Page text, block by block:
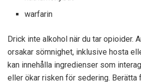
warfarin
Drick inte alkohol när du tar opioider.
orsakar sömnighet, inklusive hosta
kan innehålla ingredienser som
eller ökar risken för sedering. Berätta